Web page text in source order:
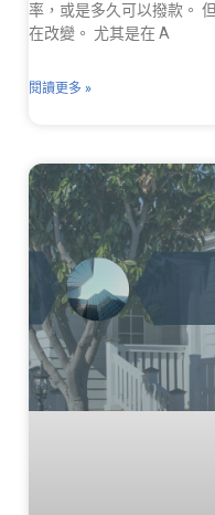
率，或是多久可以撥款。
在改變。 尤其是在 A
閱讀更多 »